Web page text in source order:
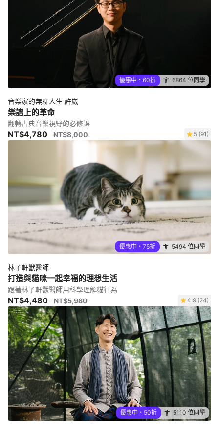
優惠中・60折 6864 位同學
音樂家的無聊人生 許崴
樂譜上的革命
翻轉古典音樂視野的必修課
NT$4,780 NT$8,000 5 (91)
優惠中・75折 5494 位同學
林子軒獸醫師
打造與貓咪一起幸福的理想生活
跟著林子軒獸醫師用科學理解貓行為
NT$4,480 NT$5,980 4.9 (24)
優惠中・50折 5110 位同學